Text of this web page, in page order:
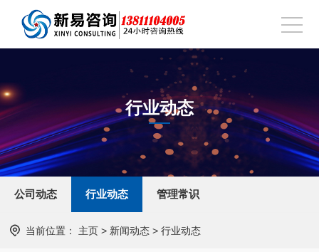
行业动态
公司动态 行业动态 管理常识
当前位置： 主页 > 新闻动态 > 行业动态